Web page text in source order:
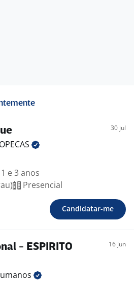
30 jul
e 3 anos
Presencial
Candidatar-me
- ESPIRITO
16 jun